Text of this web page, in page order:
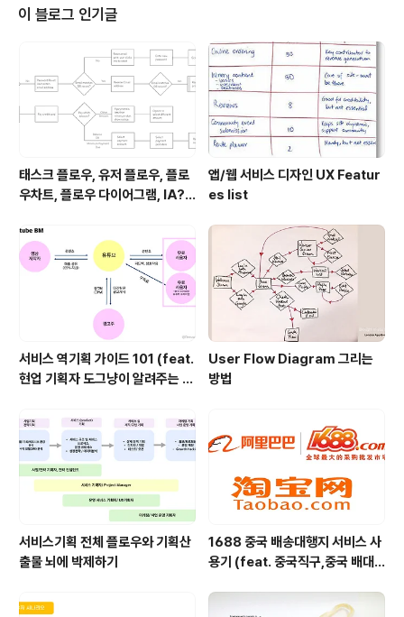
니다. www.cookieparking.com/landing 목차 1. 서론
2. '쿠키파킹' 서비스 기획 배경과 기획 의도 3. 쿠키파킹의
'핵심 기능' 소개 4. 팀빌딩을 위한 기획문서와 소통 5. 랜
딩 페이지 배포와 성과 6. 프로젝트 매니징을 하며 배운 것
1. 12명..
이 블로그 인기글
태스크 플로우, 유저 플로우, 플로
우차트, 플로우 다이어그램, IA?
앱/웹 서비스 디자인 UX Featur
es list
서비스 역기획 가이드 101 (feat.
현업 기획자 도그냥이 알려주는 서
User Flow Diagram 그리는
방법
서비스기획 전체 플로우와 기획산
출물 뇌에 박제하기
1688 중국 배송대행지 서비스 사
용기 (feat. 중국직구,중국 배대